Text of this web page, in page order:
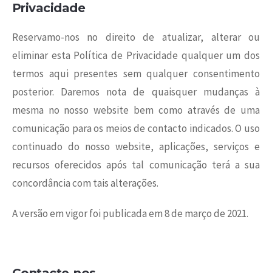
Privacidade
Reservamo-nos no direito de atualizar, alterar ou
eliminar esta Política de Privacidade qualquer um dos
termos aqui presentes sem qualquer consentimento
posterior. Daremos nota de quaisquer mudanças à
mesma no nosso website bem como através de uma
comunicação para os meios de contacto indicados. O uso
continuado do nosso website, aplicações, serviços e
recursos oferecidos após tal comunicação terá a sua
concordância com tais alterações.
A versão em vigor foi publicada em 8 de março de 2021.